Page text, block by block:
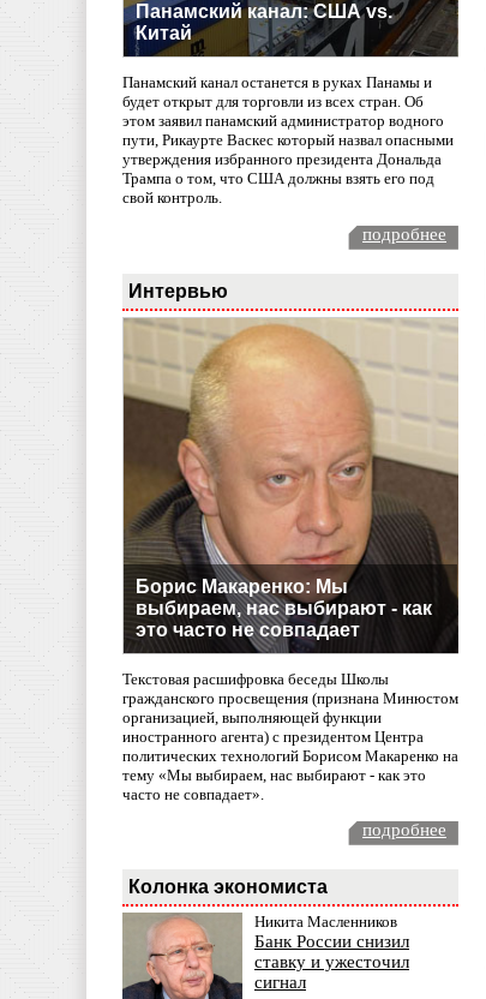
Панамский канал: США vs.
Китай
Панамский канал останется в руках Панамы и
будет открыт для торговли из всех стран. Об
этом заявил панамский администратор водного
пути, Рикаурте Васкес который назвал опасными
утверждения избранного президента Дональда
Трампа о том, что США должны взять его под
свой контроль.
подробнее
Интервью
Борис Макаренко: Мы
выбираем, нас выбирают - как
это часто не совпадает
Текстовая расшифровка беседы Школы
гражданского просвещения (признана Минюстом
организацией, выполняющей функции
иностранного агента) с президентом Центра
политических технологий Борисом Макаренко на
тему «Мы выбираем, нас выбирают - как это
часто не совпадает».
подробнее
Колонка экономиста
Никита Масленников
Банк России снизил
ставку и ужесточил
сигнал